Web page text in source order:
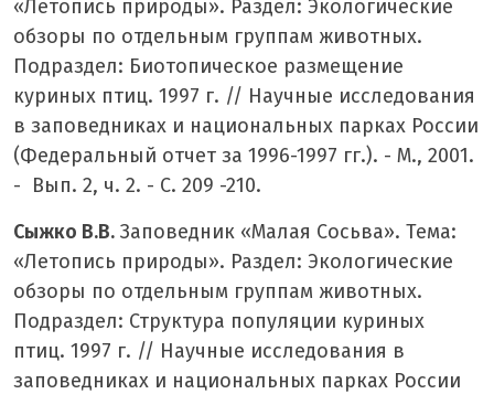
«Летопись природы». Раздел: Экологические
обзоры по отдельным группам животных.
Подраздел: Биотопическое размещение
куриных птиц. 1997 г. // Научные исследования
в заповедниках и национальных парках России
(Федеральный отчет за 1996-1997 гг.). - М., 2001.
- Вып. 2, ч. 2. - С. 209 -210.
Сыжко В.В. Заповедник «Малая Сосьва». Тема:
«Летопись природы». Раздел: Экологические
обзоры по отдельным группам животных.
Подраздел: Структура популяции куриных
птиц. 1997 г. // Научные исследования в
заповедниках и национальных парках России